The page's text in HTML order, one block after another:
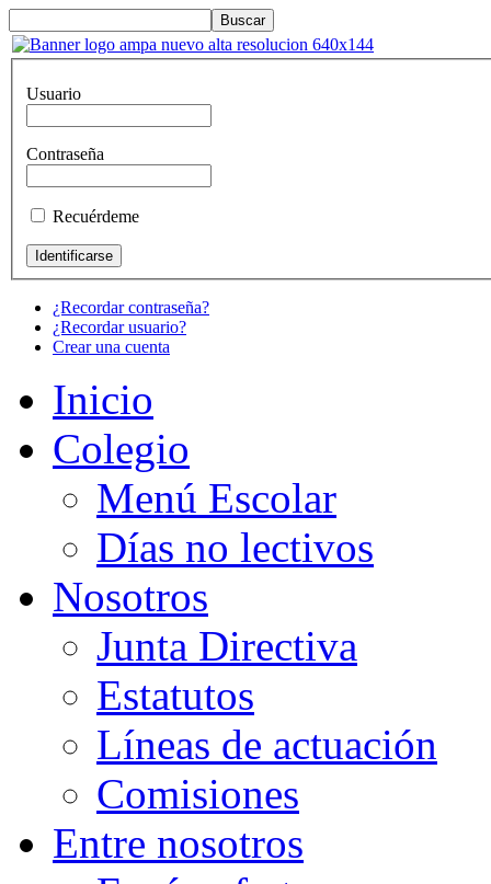
Usuario
Contraseña
Recuérdeme
¿Recordar contraseña?
¿Recordar usuario?
Crear una cuenta
Inicio
Colegio
Menú Escolar
Días no lectivos
Nosotros
Junta Directiva
Estatutos
Líneas de actuación
Comisiones
Entre nosotros